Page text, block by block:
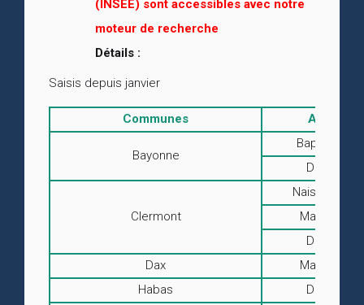
(INSEE) sont accessibles avec notre
moteur de recherche
Détails :
Saisis depuis janvier
Communes Actes
Bayonne
Baptêmes
Décès
Clermont
Naissances
Mariages
Décès
Dax
Mariages
Habas
Décès